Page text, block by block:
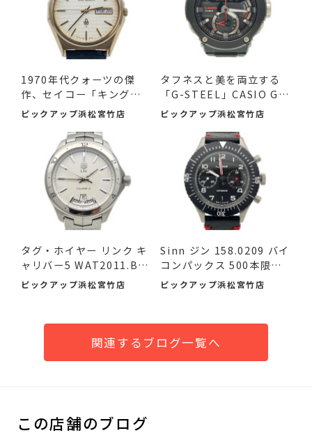
1970年代クォーツの傑
作、セイコー「キングク
ォー...
ピックアップ浜松宮竹店
タフネスと美を両立する
「G-STEEL」CASIO G-S
HOCK ...
ピックアップ浜松宮竹店
タグ・ホイヤー リンク キ
ャリバー5 WAT2011.BA
095...
ピックアップ浜松宮竹店
Sinn ジン 158.0209 バイ
コンパックス 500本限定
品...
ピックアップ浜松宮竹店
関連するブログ一覧へ
この店舗のブログ